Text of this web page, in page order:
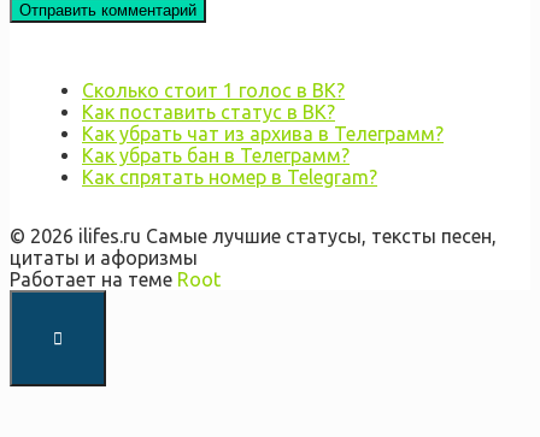
Сколько стоит 1 голос в ВК?
Как поставить статус в ВК?
Как убрать чат из архива в Телеграмм?
Как убрать бан в Телеграмм?
Как спрятать номер в Telegram?
© 2026 ilifes.ru Самые лучшие статусы, тексты песен,
цитаты и афоризмы
Работает на теме Root